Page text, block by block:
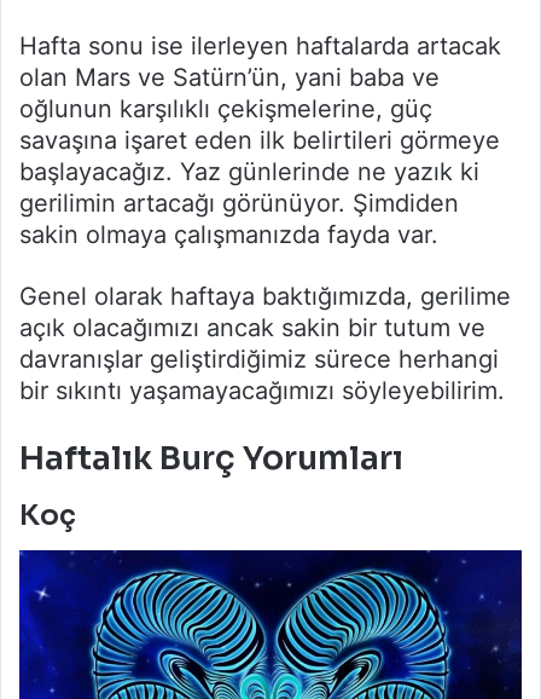
Hafta sonu ise ilerleyen haftalarda artacak
olan Mars ve Satürn’ün, yani baba ve
oğlunun karşılıklı çekişmelerine, güç
savaşına işaret eden ilk belirtileri görmeye
başlayacağız. Yaz günlerinde ne yazık ki
gerilimin artacağı görünüyor. Şimdiden
sakin olmaya çalışmanızda fayda var.
Genel olarak haftaya baktığımızda, gerilime
açık olacağımızı ancak sakin bir tutum ve
davranışlar geliştirdiğimiz sürece herhangi
bir sıkıntı yaşamayacağımızı söyleyebilirim.
Haftalık Burç Yorumları
Koç